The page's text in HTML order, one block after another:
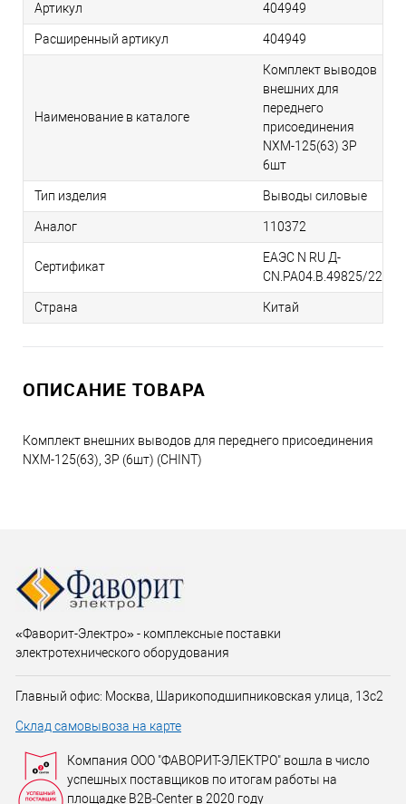
Артикул 404949
Расширенный артикул 404949
Наименование в каталоге
Комплект выводов
внешних для
переднего
присоединения
NXM-125(63) 3P
6шт
Тип изделия Выводы силовые
Аналог 110372
Сертификат
ЕАЭС N RU Д-
CN.РА04.В.49825/22
Страна Китай
ОПИСАНИЕ ТОВАРА
Комплект внешних выводов для переднего присоединения
NXM-125(63), 3P (6шт) (CHINT)
«Фаворит-Электро» - комплексные поставки
электротехнического оборудования
Главный офис: Москва, Шарикоподшипниковская улица, 13с2
Склад самовывоза на карте
Компания ООО "ФАВОРИТ-ЭЛЕКТРО" вошла в число
успешных поставщиков по итогам работы на
площадке B2B-Center в 2020 году